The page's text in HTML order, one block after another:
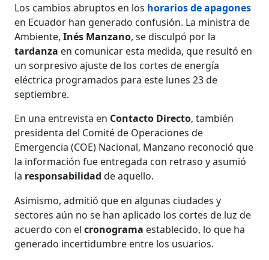
Los cambios abruptos en los horarios deapagones
en Ecuador han generado confusión. La ministra de
Ambiente, Inés Manzano, se disculpó por la
tardanza en comunicar esta medida, que resultó en
un sorpresivo ajuste de los cortes de energía
eléctrica programados para este lunes 23 de
septiembre.
En una entrevista en Contacto Directo, también
presidenta del Comité de Operaciones de
Emergencia (COE) Nacional, Manzano reconoció que
la información fue entregada con retraso y asumió
la responsabilidad de aquello.
Asimismo, admitió que en algunas ciudades y
sectores aún no se han aplicado los cortes de luz de
acuerdo con elcronograma establecido, lo que ha
generado incertidumbre entre los usuarios.